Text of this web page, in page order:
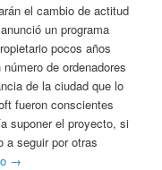
el cambio de actitud
un programa
pocos años
de ordenadores
de la ciudad que lo
fueron conscientes
suponer el proyecto, si
a seguir por otras
→